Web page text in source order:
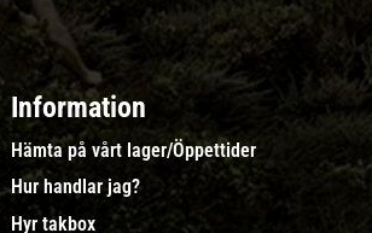
Information
Hämta på vårt lager/Öppettider
Hur handlar jag?
Hyr takbox